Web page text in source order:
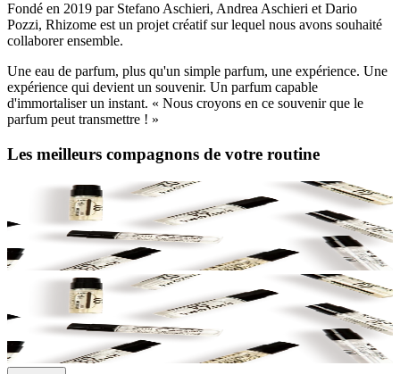
Fondé en 2019 par Stefano Aschieri, Andrea Aschieri et Dario
Pozzi, Rhizome est un projet créatif sur lequel nous avons souhaité
collaborer ensemble.
Une eau de parfum, plus qu'un simple parfum, une expérience. Une
expérience qui devient un souvenir. Un parfum capable
d'immortaliser un instant. « Nous croyons en ce souvenir que le
parfum peut transmettre ! »
Les meilleurs compagnons de votre routine